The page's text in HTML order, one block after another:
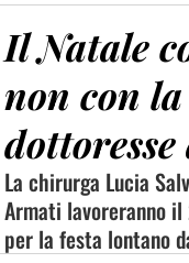
Il Natale
non con
La chirurga Lucia
Armati lavoreranno il
per la festa lontano